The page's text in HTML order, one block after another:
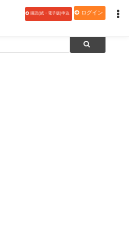
購読(紙・電子版)申込 ログイン